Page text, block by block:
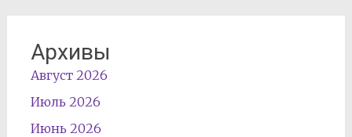
Архивы
Август 2026
Июль 2026
Июнь 2026